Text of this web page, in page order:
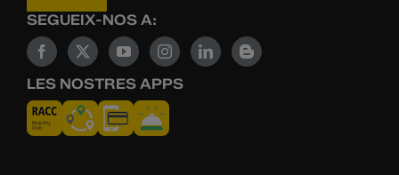
SEGUEIX-NOS A:
LES NOSTRES APPS